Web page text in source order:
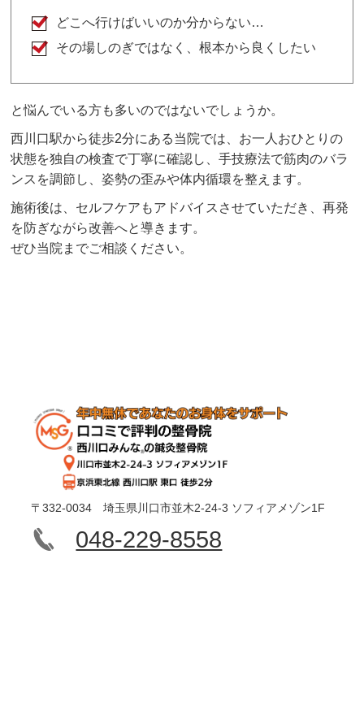
どこへ行けばいいのか分からない…
その場しのぎではなく、根本から良くしたい
と悩んでいる方も多いのではないでしょうか。
西川口駅から徒歩2分にある当院では、お一人おひとりの
状態を独自の検査で丁寧に確認し、手技療法で筋肉のバラ
ンスを調節し、姿勢の歪みや体内循環を整えます。
施術後は、セルフケアもアドバイスさせていただき、再発
を防ぎながら改善へと導きます。
ぜひ当院までご相談ください。
〒332-0034 埼玉県川口市並木2-24-3 ソフィアメゾン1F
048-229-8558